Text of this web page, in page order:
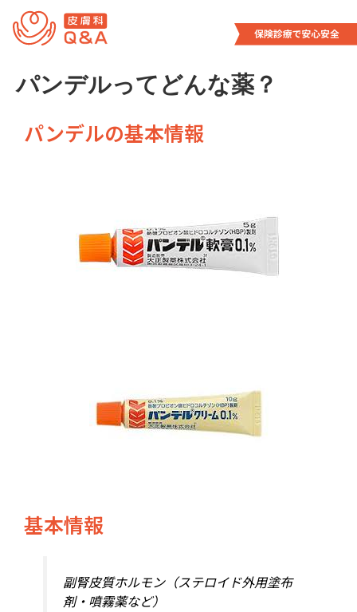
パンデルってどんな薬？
パンデルの基本情報
基本情報
副腎皮質ホルモン（ステロイド外用塗布
剤・噴霧薬など）